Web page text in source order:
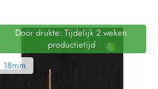
Door drukte: Tijdelijk 2 weken
productietijd
18mm